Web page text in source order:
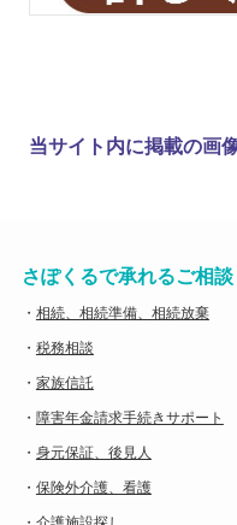
当サイト内に掲載の画
さぽくるで承れるご相談
・ 相続、相続準備、相続放棄
・ 税務相談
・ 家族信託
・ 障害年金請求手続きサポート
・ 身元保証、後見人
・ 保険外介護、看護